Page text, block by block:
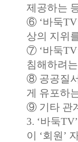
제공하는
⑥ ‘바둑
상의 지위
⑦ ‘바둑
침해하려
⑧ 공공질
게 유포하
⑨ 기타 관
3. ‘바둑
이 ‘회원’